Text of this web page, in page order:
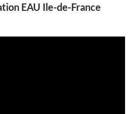
EAU Ile-de-France